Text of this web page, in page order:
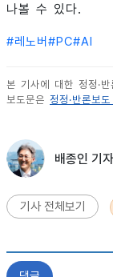
나볼 수 있다.
#레노버 #PC#AI
본 기사에 대한 정정·반
보도문은 정정·반론보
배종인 기자
기사 전체보기